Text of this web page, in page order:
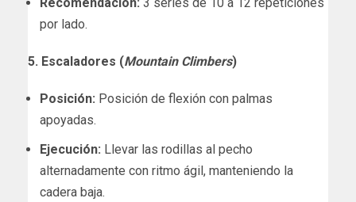
por lado.
5. Escaladores (Mountain Climbers)
Posición: Posición de flexión con palmas
apoyadas.
Ejecución: Llevar las rodillas al pecho
alternadamente con ritmo ágil, manteniendo la
cadera baja.